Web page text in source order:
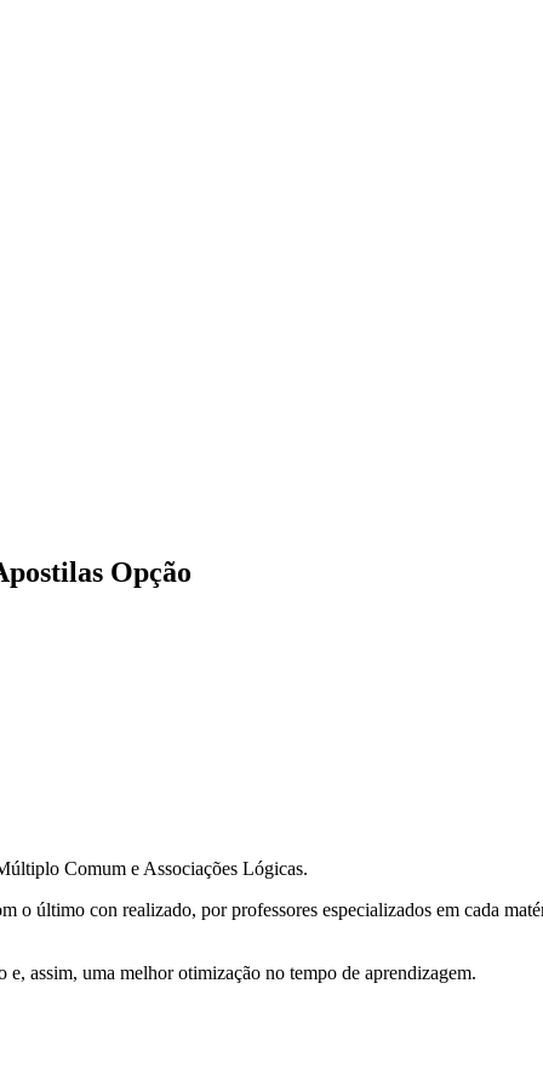
Opção
Comum e Associações Lógicas.
último con realizado, por professores especializados em cada
assim, uma melhor otimização no tempo de aprendizagem.